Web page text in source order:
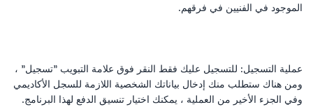
الموجود في الفنيين في فرقهم.
عملية التسجيل: للتسجيل عليك فقط النقر فوق علامة التبويب "تسجيل" ،
ومن هناك ستطلب منك إدخال بياناتك الشخصية اللازمة للسجل الأكاديمي
وفي الجزء الأخير من العملية ، يمكنك اختيار تنسيق الدفع لهذا البرنامج.